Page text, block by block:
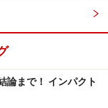
じような扱いで
ています。
とめるか等の違
め、いずれも同
論まで！ インパクト